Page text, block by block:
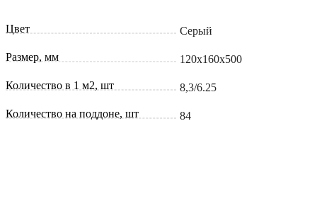
Цвет Серый
Размер, мм 120х160х500
Количество в 1 м2, шт 8,3/6.25
Количество на поддоне, шт 84